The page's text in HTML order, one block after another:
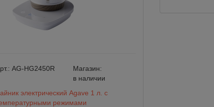
AG-HG2450R
Магазин:
в наличии
электрический Agave 1 л. c
режимами